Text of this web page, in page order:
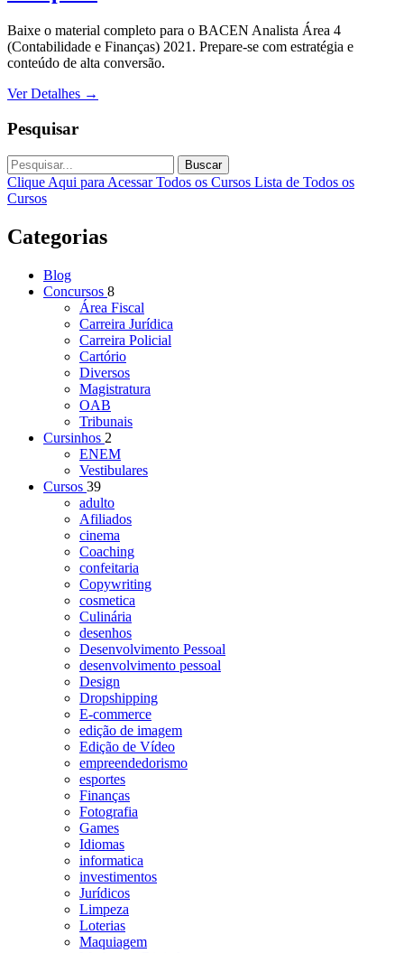
Baixe o material completo para o BACEN Analista Área 4
(Contabilidade e Finanças) 2021. Prepare-se com estratégia e
conteúdo de alta conversão.
Ver Detalhes →
Pesquisar
Buscar
Clique Aqui para Acessar Todos os Cursos Lista de Todos os
Cursos
Categorias
Blog
Concursos 8
Área Fiscal
Carreira Jurídica
Carreira Policial
Cartório
Diversos
Magistratura
OAB
Tribunais
Cursinhos 2
ENEM
Vestibulares
Cursos 39
adulto
Afiliados
cinema
Coaching
confeitaria
Copywriting
cosmetica
Culinária
desenhos
Desenvolvimento Pessoal
desenvolvimento pessoal
Design
Dropshipping
E-commerce
edição de imagem
Edição de Vídeo
empreendedorismo
esportes
Finanças
Fotografia
Games
Idiomas
informatica
investimentos
Jurídicos
Limpeza
Loterias
Maquiagem